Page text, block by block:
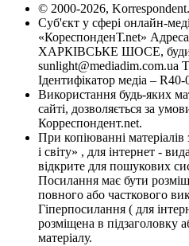
© 2000-2026,
Суб'єкт у сфері онлайн-
«КореспонденТ.net»
ХАРКІВСЬКЕ ШОСЕ,
sunlight@mediadim.com.ua
Ідентифікатор медіа –
Використання будь-яких
сайті, дозволяється за
Корреспондент.net.
При копіюванні
і світу» , для інтернет -
відкрите для пошукових
Посилання має бути
повного або часткового
Гіперпосилання ( для
розміщена в підзаголовку
матеріалу.